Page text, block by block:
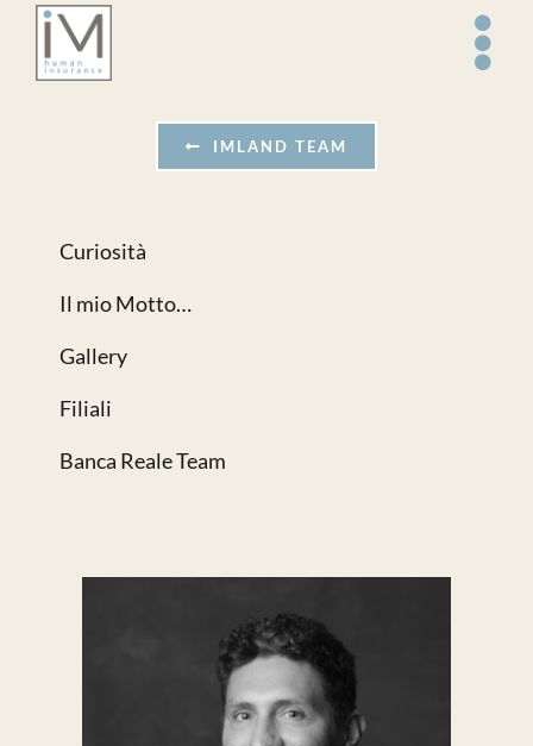
Salta
contenuto
IMLAND TEAM
Curiosità
Il mio Motto…
Gallery
Filiali
Banca Reale Team